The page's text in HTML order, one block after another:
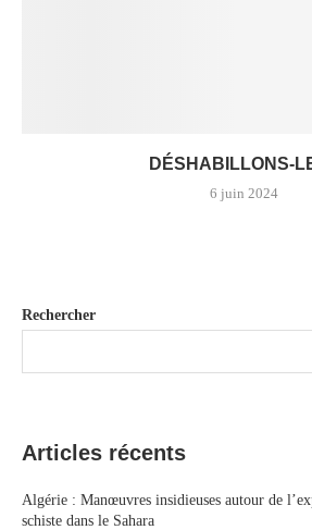
DÉSHABILLONS-
6 juin 2024
Rechercher
Articles récents
Algérie : Manœuvres insidieuses autour de
schiste dans le Sahara